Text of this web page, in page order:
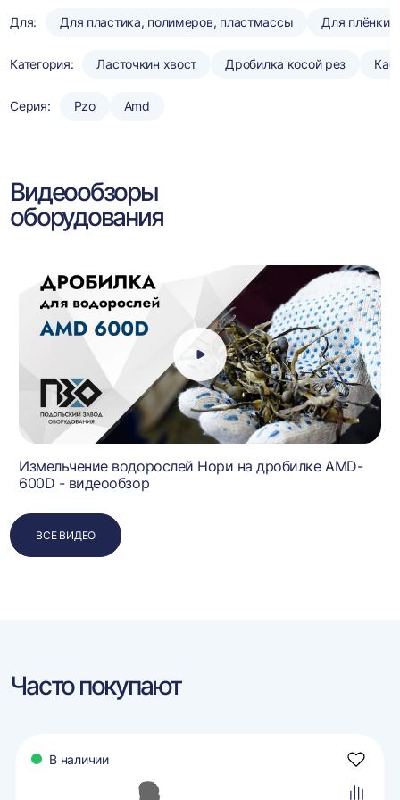
Для: Для пластика, полимеров, пластмассы Для плёнки
Категория: Ласточкин хвост Дробилка косой рез
Серия: Pzo Amd
Видеообзоры
оборудования
Измельчение водорослей Нори на дробилке AMD-
600D - видеообзор
ВСЕ ВИДЕО
Часто покупают
В наличии